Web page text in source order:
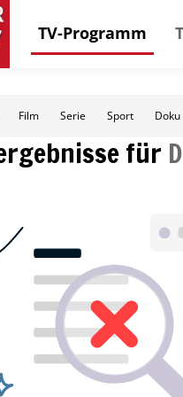
TV-Programm
Film Serie Sport
für